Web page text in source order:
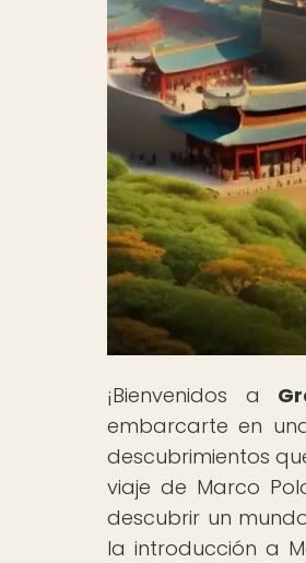
¡Bienvenidos a
embarcarte en
descubrimientos
viaje de Marco
descubrir un
la introducción a